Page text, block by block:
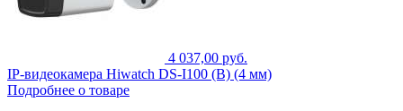
4 037,00 руб.
IP-видеокамера Hiwatch DS-I100 (B) (4 мм)
Подробнее о товаре